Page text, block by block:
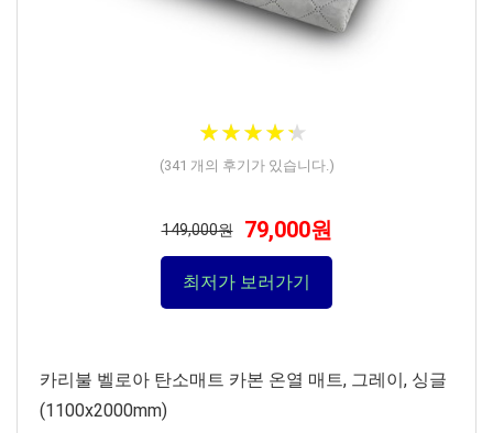
★★★★★
★★★★★
(341 개의 후기가 있습니다.)
149,000원 79,000원
최저가 보러가기
카리불 벨로아 탄소매트 카본 온열 매트, 그레이, 싱글
(1100x2000mm)